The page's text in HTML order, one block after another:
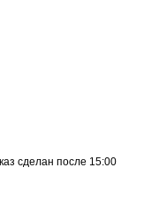
сделан после 15:00